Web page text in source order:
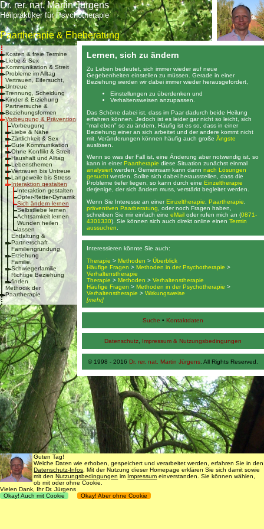
Dr. rer. nat. Martin Jürgens
Heilpraktiker für Psychotherapie
Paartherapie & Eheberatung
Kosten & freie Termine
Liebe & Sex
Kommunikation & Streit
Probleme im Alltag
Vertrauen, Eifersucht,
Untreue
Trennung, Scheidung
Kinder & Erziehung
Partnersuche &
Beziehungsformen
Vorbeugung & Prävention
Vorbeugung
Liebe & Nähe
Zärtlichkeit & Sex
Gute Kommunikation
Ohne Konflikt & Streit
Haushalt und Alltag
Lebensthemen
Vertrauen bis Untreue
Langeweile bis Stress
Interaktion gestalten
Interaktion gestalten
Opfer-Retter-Dynamik
Sich ändern lernen
Selbstliebe lernen
Achtsamkeit lernen
Wunden heilen
lassen
Entfaltung &
Partnerschaft
Familiengründung,
Erziehung
Familie,
Schwiegerfamilie
Richtige Beziehung
finden
Methodik der
Paartherapie
Lernen, sich zu ändern
Zu Leben bedeutet, sich immer wieder auf neue
Gegebenheiten einstellen zu müssen. Gerade in einer
Beziehung werden wir dabei immer wieder herausgefordert,
Einstellungen zu überdenken und
Verhaltensweisen anzupassen.
Das Schöne dabei ist, dass im Paar dadurch beide Heilung
erfahren können. Jedoch ist es leider gar nicht so leicht, sich
"mal eben" so zu ändern. Häufig ist es so, dass in einer
Beziehung einer an sich arbeitet und der andere kommt nicht
mit. Veränderungen können häufig auch große Ängste
auslösen.
Wenn so was der Fall ist, eine Änderung aber notwendig ist, so
kann in einer Paartherapie diese Situation zunächst einmal
analysiert werden. Gemeinsam kann dann nach Lösungen
gesucht werden. Sollte sich dabei herausstellen, dass die
Probleme tiefer liegen, so kann durch eine Einzeltherapie
derjenige, der sich ändern muss, verstärkt begleitet werden.
Wenn Sie Interesse an einerEinzeltherapie Paartherapie
präventiven Paarberatung , oder noch Fragen haben,
schreiben Sie mir einfach eine eMail oder rufen mich an (0871-
4301330). Sie können sich auch direkt online einen Termin
aussuchen
Interessieren könnte Sie auch:
Therapie > Methoden > Überblick
Häufige Fragen > Methoden in der Psychotherapie >
Verhaltenstherapie
Therapie > Methoden > Verhaltenstherapie
Häufige Fragen > Methoden in der Psychotherapie >
Verhaltenstherapie > Wirkungsweise
[mehr]
Suche • Kontaktdaten
Datenschutz Impressum & Nutzungsbedingungen
© 1998 - 2016 Dr. rer. nat. Martin Jürgens . All Rights Reserved.
Guten Tag!
Welche Daten wie erhoben, gespeichert und verarbeitet werden, erfahren Sie in den
Datenschutz-Infos . Mit der Nutzung dieser Homepage erklären Sie sich damit sowie
mit denNutzungsbedingungen im Impressum einverstanden. Sie können wählen,
ob mit oder ohne Cookie.
Vielen Dank, Ihr Dr. Jürgens
Okay! Auch mit Cookie
Okay! Aber ohne Cookie